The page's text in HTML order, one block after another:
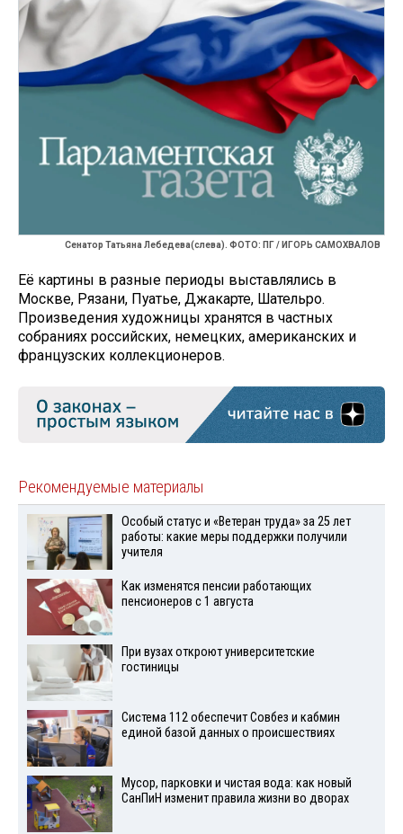
Сенатор Татьяна Лебедева(слева). ФОТО: ПГ / ИГОРЬ САМОХВАЛОВ
Её картины в разные периоды выставлялись в
Москве, Рязани, Пуатье, Джакарте, Шательро.
Произведения художницы хранятся в частных
собраниях российских, немецких, американских и
французских коллекционеров.
Рекомендуемые материалы
Особый статус и «Ветеран труда» за 25 лет
работы: какие меры поддержки получили
учителя
Как изменятся пенсии работающих
пенсионеров с 1 августа
При вузах откроют университетские
гостиницы
Система 112 обеспечит Совбез и кабмин
единой базой данных о происшествиях
Мусор, парковки и чистая вода: как новый
СанПиН изменит правила жизни во дворах